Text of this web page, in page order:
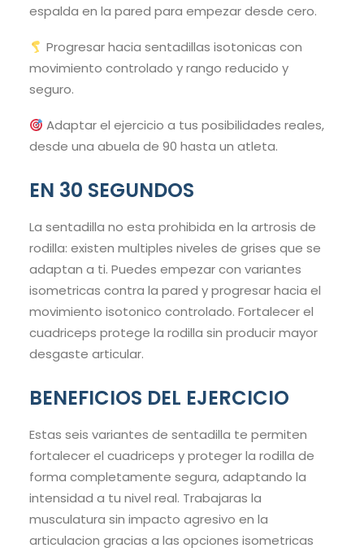
espalda en la pared para empezar desde cero.
Progresar hacia sentadillas isotonicas con
movimiento controlado y rango reducido y
seguro.
Adaptar el ejercicio a tus posibilidades reales,
desde una abuela de 90 hasta un atleta.
EN 30 SEGUNDOS
La sentadilla no esta prohibida en la artrosis de
rodilla: existen multiples niveles de grises que se
adaptan a ti. Puedes empezar con variantes
isometricas contra la pared y progresar hacia el
movimiento isotonico controlado. Fortalecer el
cuadriceps protege la rodilla sin producir mayor
desgaste articular.
BENEFICIOS DEL EJERCICIO
Estas seis variantes de sentadilla te permiten
fortalecer el cuadriceps y proteger la rodilla de
forma completamente segura, adaptando la
intensidad a tu nivel real. Trabajaras la
musculatura sin impacto agresivo en la
articulacion gracias a las opciones isometricas